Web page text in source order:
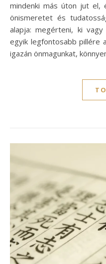
mindenki más úton jut el,
önismeretet és
alapja: megérteni, ki
egyik legfontosabb pillére
igazán önmagunkat,